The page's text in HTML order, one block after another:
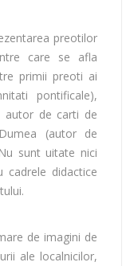
preotilor
care se afla
primii preoti ai
pontificale),
autor de carti de
(autor de
sunt uitate nici
cadrele didactice
de imagini de
ale localnicilor,